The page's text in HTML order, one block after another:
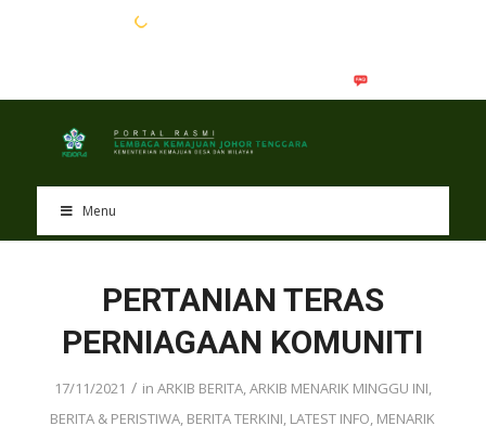
Menu
PERTANIAN TERAS
PERNIAGAAN KOMUNITI
17/11/2021 / in ARKIB BERITA,ARKIB MENARIK MINGGU INI,
BERITA & PERISTIWA, BERITA TERKINI, LATEST INFO, MENARIK